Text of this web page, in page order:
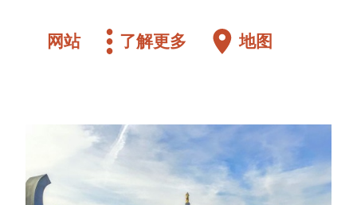
网站 了解更多 地图